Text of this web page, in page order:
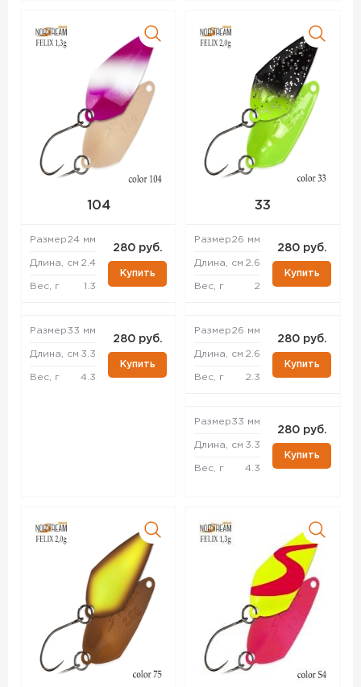
104
Размер24 мм
Длина, см 2.4
Вес, г 1.3
280 руб.
Купить
Размер33 мм
Длина, см 3.3
Вес, г 4.3
280 руб.
Купить
33
Размер26 мм
Длина, см 2.6
Вес, г 2
280 руб.
Купить
Размер26 мм
Длина, см 2.6
Вес, г 2.3
280 руб.
Купить
Размер33 мм
Длина, см 3.3
Вес, г 4.3
280 руб.
Купить